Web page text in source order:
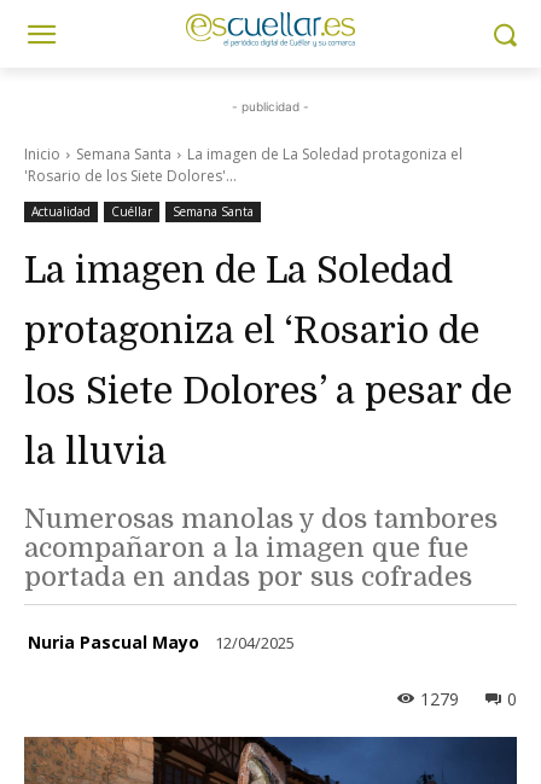
- publicidad -
Inicio Semana Santa
La imagen de La Soledad protagoniza el
'Rosario de los Siete Dolores'...
Actualidad Cuéllar Semana Santa
La imagen de La Soledad
protagoniza el ‘Rosario de
los Siete Dolores’ a pesar de
la lluvia
Numerosas manolas y dos tambores
acompañaron a la imagen que fue
portada en andas por sus cofrades
Nuria Pascual Mayo 12/04/2025
0
1279